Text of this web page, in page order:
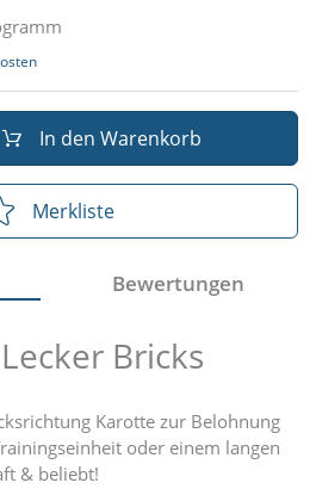
In den Warenkorb
Merkliste
Bewertungen
Bricks
Karotte zur Belohnung
oder einem langen
& beliebt!